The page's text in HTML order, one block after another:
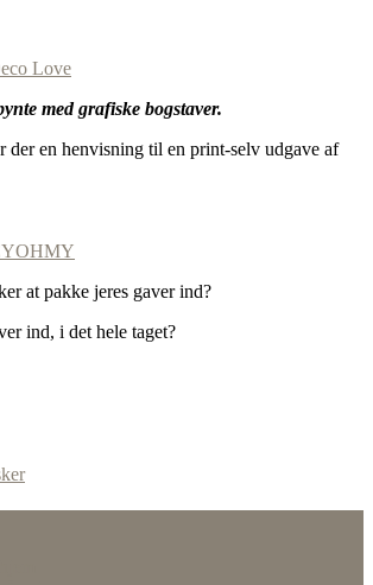
Love
med grafiske bogstaver.
der en henvisning til en print-selv udgave af
at pakke jeres gaver ind?
ind, i det hele taget?